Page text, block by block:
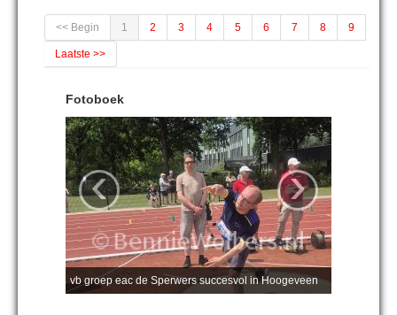
<< Begin 1 2 3 4 5 6 7 8 9
Laatste >>
Fotoboek
vb groep eac de Sperwers succesvol in Hoogeveen
‹ ›